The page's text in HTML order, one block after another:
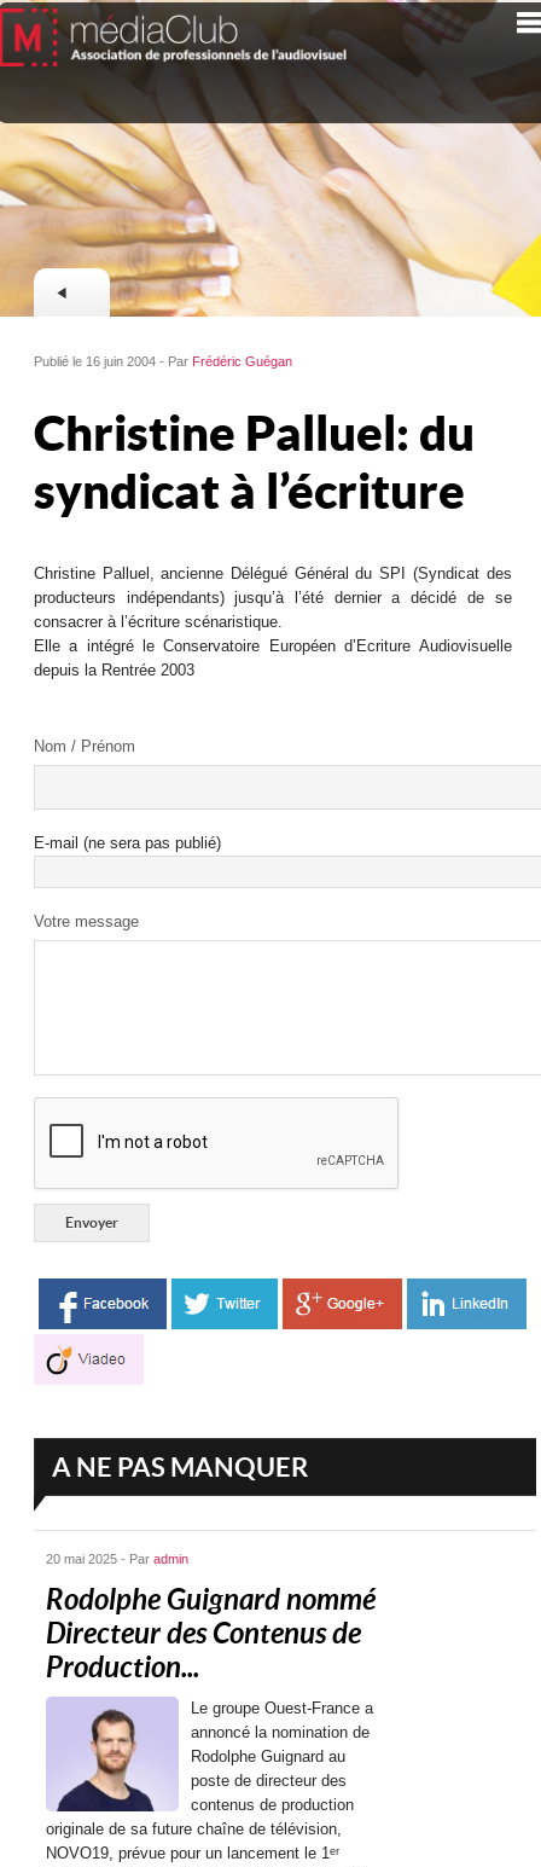
Publié le 16 juin 2004 - Par Frédéric Guégan
Christine Palluel: du
syndicat à l’écriture
Christine Palluel, ancienne Délégué Général du SPI (Syndicat des
producteurs indépendants) jusqu’à l’été dernier a décidé de se
consacrer à l’écriture scénaristique.
Elle a intégré le Conservatoire Européen d’Ecriture Audiovisuelle
depuis la Rentrée 2003
Nom / Prénom
E-mail (ne sera pas publié)
Votre message
A NE PAS MANQUER
20 mai 2025 - Paradmin
Rodolphe Guignard nommé
Directeur des Contenus de
Production...
Le groupe Ouest-France a
annoncé la nomination de
Rodolphe Guignard au
poste de directeur des
contenus de production
originale de sa future chaîne de télévision,
NOVO19, prévue pour un lancement le 1ᵉʳ